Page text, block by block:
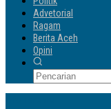
Advetorial
Ragam
Berita Aceh
Opini